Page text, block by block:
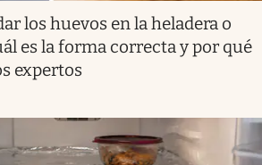
los huevos en la heladera o
es la forma correcta y por qué
expertos